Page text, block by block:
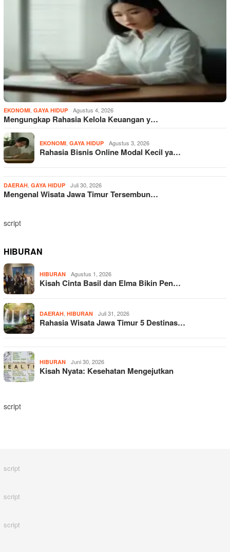
EKONOMI GAYA HIDUP Agustus 4, 2026
Mengungkap Rahasia Kelola Keuangan y…
EKONOMI GAYA HIDUP Agustus 3, 2026
Rahasia Bisnis Online Modal Kecil ya…
DAERAH GAYA HIDUP Juli 30, 2026
Mengenal Wisata Jawa Timur Tersembun…
script
HIBURAN
HIBURAN Agustus 1, 2026
Kisah Cinta Basil dan Elma Bikin Pen…
DAERAH HIBURAN Juli 31, 2026
Rahasia Wisata Jawa Timur 5 Destinas…
HIBURAN Juni 30, 2026
Kisah Nyata: Kesehatan Mengejutkan
script
script
script
script